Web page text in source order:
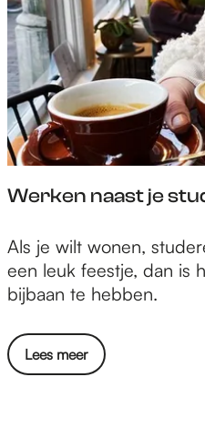
Werken naast je
W
e
r
e
n
Als je wilt wonen,
een leuk feestje, dan is
bijbaan te hebben.
Lees meer